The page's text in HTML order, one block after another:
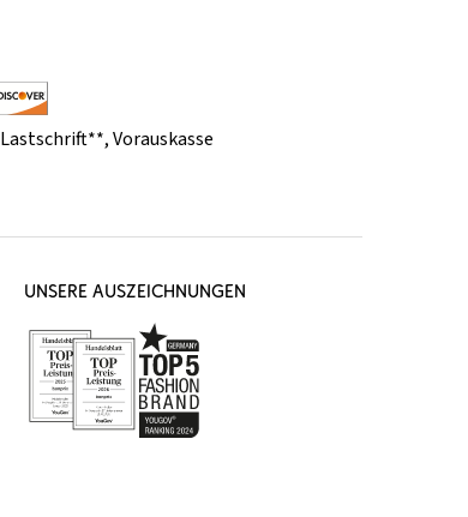
Lastschrift**,Vorauskasse
UNSERE AUSZEICHNUNGEN